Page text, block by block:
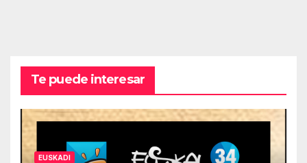
Te puede interesar
EUSKADI